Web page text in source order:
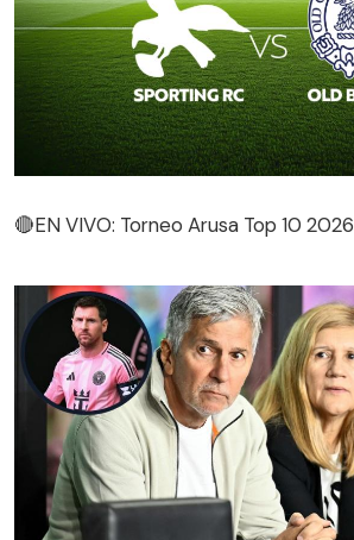
🔴EN VIVO: Torneo Arusa Top 10 2026